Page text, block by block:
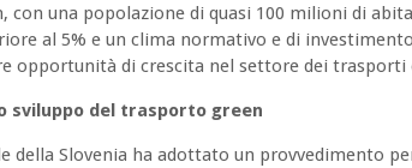
con una popolazione di quasi 100 milioni di
al 5% e un clima normativo e di
opportunità di crescita nel settore dei trasporti
sviluppo del trasporto green
della Slovenia ha adottato un provvedimento